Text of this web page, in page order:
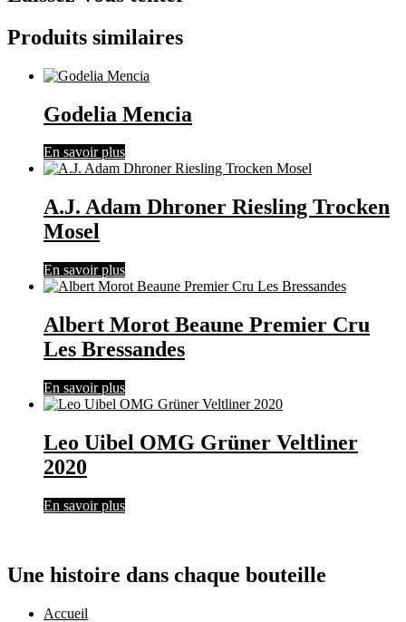
Produits similaires
Godelia Mencia
En savoir plus
A.J. Adam Dhroner Riesling Trocken
Mosel
En savoir plus
Albert Morot Beaune Premier Cru
Les Bressandes
En savoir plus
Leo Uibel OMG Grüner Veltliner
2020
En savoir plus
Une histoire dans chaque bouteille
Accueil